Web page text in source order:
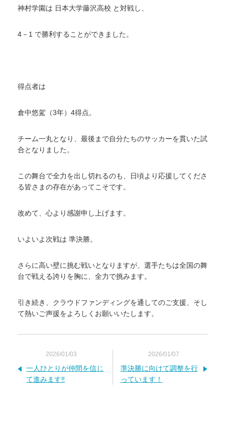
神村学園は 日本大学藤沢高校 と対戦し、
4－1 で勝利することができました。
得点者は
倉中悠駕（3年）4得点。
チーム一丸となり、最後まで自分たちのサッカーを貫いた試
合となりました。
この舞台で全力を出し切れるのも、日頃より応援してくださ
る皆さまの存在があってこそです。
改めて、心より感謝申し上げます。
いよいよ次戦は 準決勝。
さらに高い壁に挑む戦いとなりますが、選手たちは全国の舞
台で戦える誇りを胸に、全力で挑みます。
引き続き、クラウドファンディングを通してのご支援、そし
て熱いご声援をよろしくお願いいたします。
2026/01/03
一人ひとりが仲間を信じ
て進みます‼️
2026/01/07
準決勝に向けて調整を行
っています！